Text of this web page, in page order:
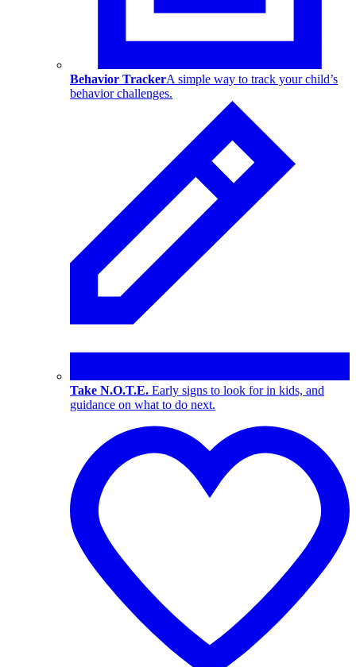
Behavior TrackerA simple way to track your child’s
behavior challenges.
Take N.O.T.E. Early signs to look for in kids, and
guidance on what to do next.